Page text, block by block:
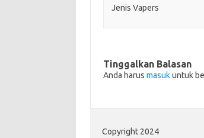
Jenis Vapers
Tinggalkan Balasan
Anda harus masukuntuk
Copyright 2024